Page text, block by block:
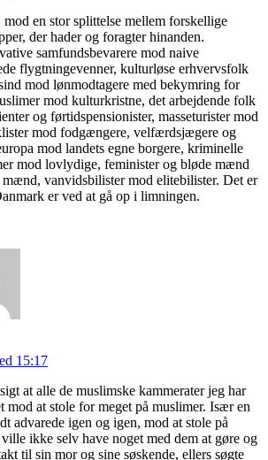
en stor splittelse mellem forskellige
der hader og foragter hinanden.
samfundsbevarere mod naive
flygtningevenner, kulturløse erhvervsfolk
mod lønmodtagere med bekymring for
mod kulturkristne, det arbejdende folk
og førtidspensionister, masseturister mod
mod fodgængere, velfærdsjægere og
mod landets egne borgere, kriminelle
mod lovlydige, feminister og bløde mænd
vanvidsbilister mod elitebilister. Det er
er ved at gå op i limningen.
15:17
at alle de muslimske kammerater jeg har
mod at stole for meget på muslimer. Især en
advarede igen og igen, mod at stole på
ikke selv have noget med dem at gøre og
til sin mor og sine søskende, ellers søgte